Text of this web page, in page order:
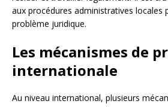
aux procédures administratives locales
problème juridique.
Les mécanismes de
internationale
Au niveau international, plusieurs